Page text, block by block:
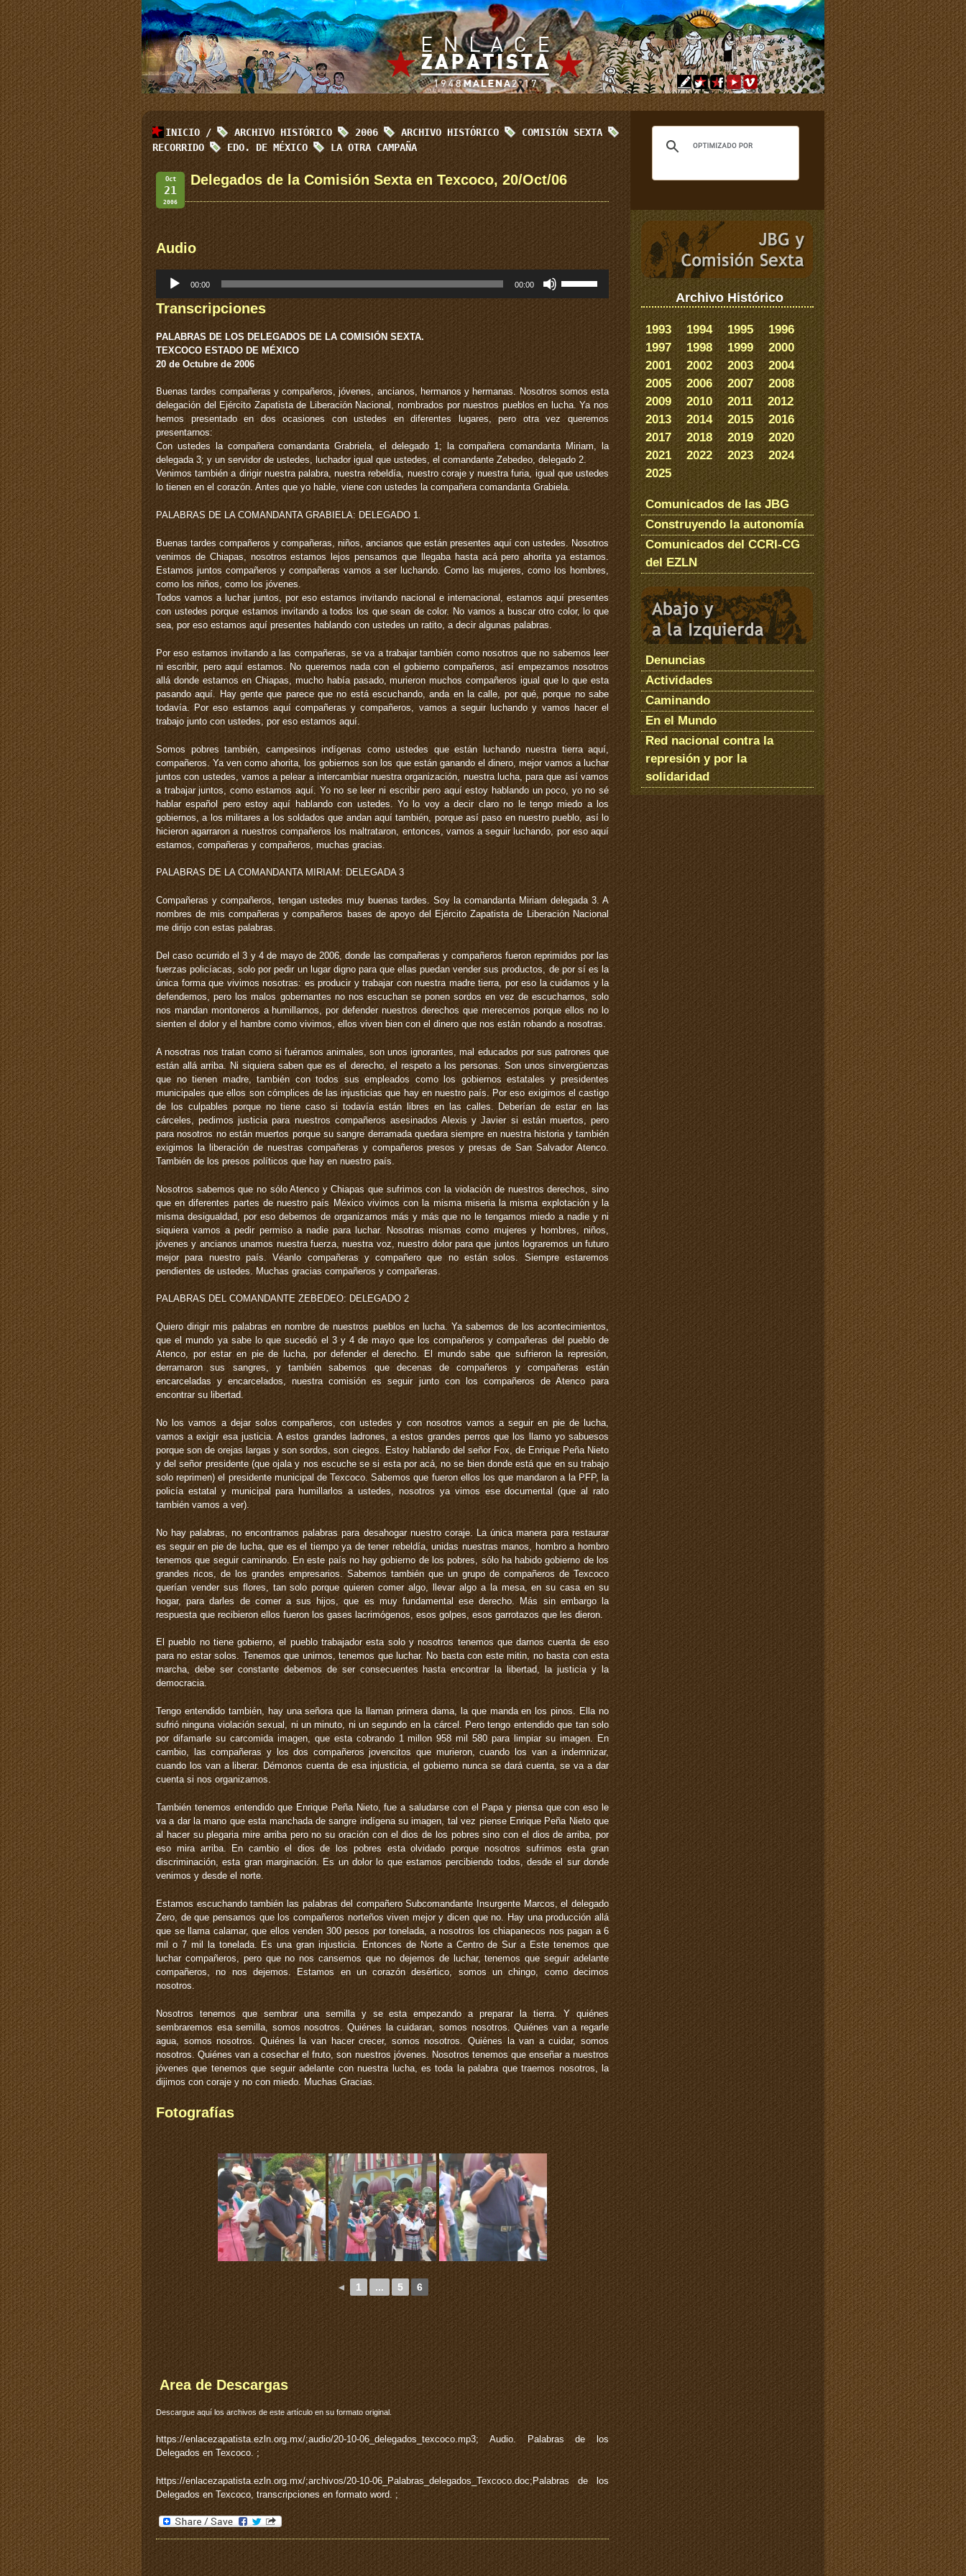
INICIO / ARCHIVO HISTÓRICO 2006 ARCHIVO HISTÓRICO
COMISIÓN SEXTA
RECORRIDO
EDO. DE MÉXICO LA OTRA CAMPAÑA
Oct
21
2006
Delegados de la Comisión Sexta en Texcoco, 20/Oct/06
Audio
Reproductor
audio
00:00 00:00
las
teclas
arriba/abajo
para
aumentar
disminuir
el
volumen.
Transcripciones
PALABRAS DE LOS DELEGADOS DE LA COMISIÓN SEXTA.
TEXCOCO ESTADO DE MÉXICO
20 de Octubre de 2006
Buenas tardes compañeras y compañeros, jóvenes, ancianos, hermanos y hermanas. Nosotros somos esta
delegación del Ejército Zapatista de Liberación Nacional, nombrados por nuestros pueblos en lucha. Ya nos
hemos presentado en dos ocasiones con ustedes en diferentes lugares, pero otra vez queremos
presentarnos:
Con ustedes la compañera comandanta Grabriela, el delegado 1; la compañera comandanta Miriam, la
delegada 3; y un servidor de ustedes, luchador igual que ustedes, el comandante Zebedeo, delegado 2.
Venimos también a dirigir nuestra palabra, nuestra rebeldía, nuestro coraje y nuestra furia, igual que ustedes
lo tienen en el corazón. Antes que yo hable, viene con ustedes la compañera comandanta Grabiela.
PALABRAS DE LA COMANDANTA GRABIELA: DELEGADO 1.
Buenas tardes compañeros y compañeras, niños, ancianos que están presentes aquí con ustedes. Nosotros
venimos de Chiapas, nosotros estamos lejos pensamos que llegaba hasta acá pero ahorita ya estamos.
Estamos juntos compañeros y compañeras vamos a ser luchando. Como las mujeres, como los hombres,
como los niños, como los jóvenes.
Todos vamos a luchar juntos, por eso estamos invitando nacional e internacional, estamos aquí presentes
con ustedes porque estamos invitando a todos los que sean de color. No vamos a buscar otro color, lo que
sea, por eso estamos aquí presentes hablando con ustedes un ratito, a decir algunas palabras.
Por eso estamos invitando a las compañeras, se va a trabajar también como nosotros que no sabemos leer
ni escribir, pero aquí estamos. No queremos nada con el gobierno compañeros, así empezamos nosotros
allá donde estamos en Chiapas, mucho había pasado, murieron muchos compañeros igual que lo que esta
pasando aquí. Hay gente que parece que no está escuchando, anda en la calle, por qué, porque no sabe
todavía. Por eso estamos aquí compañeras y compañeros, vamos a seguir luchando y vamos hacer el
trabajo junto con ustedes, por eso estamos aquí.
Somos pobres también, campesinos indígenas como ustedes que están luchando nuestra tierra aquí,
compañeros. Ya ven como ahorita, los gobiernos son los que están ganando el dinero, mejor vamos a luchar
juntos con ustedes, vamos a pelear a intercambiar nuestra organización, nuestra lucha, para que así vamos
a trabajar juntos, como estamos aquí. Yo no se leer ni escribir pero aquí estoy hablando un poco, yo no sé
hablar español pero estoy aquí hablando con ustedes. Yo lo voy a decir claro no le tengo miedo a los
gobiernos, a los militares a los soldados que andan aquí también, porque así paso en nuestro pueblo, así lo
hicieron agarraron a nuestros compañeros los maltrataron, entonces, vamos a seguir luchando, por eso aquí
estamos, compañeras y compañeros, muchas gracias.
PALABRAS DE LA COMANDANTA MIRIAM: DELEGADA 3
Compañeras y compañeros, tengan ustedes muy buenas tardes. Soy la comandanta Miriam delegada 3. A
nombres de mis compañeras y compañeros bases de apoyo del Ejército Zapatista de Liberación Nacional
me dirijo con estas palabras.
Del caso ocurrido el 3 y 4 de mayo de 2006, donde las compañeras y compañeros fueron reprimidos por las
fuerzas policíacas, solo por pedir un lugar digno para que ellas puedan vender sus productos, de por sí es la
única forma que vivimos nosotras: es producir y trabajar con nuestra madre tierra, por eso la cuidamos y la
defendemos, pero los malos gobernantes no nos escuchan se ponen sordos en vez de escucharnos, solo
nos mandan montoneros a humillarnos, por defender nuestros derechos que merecemos porque ellos no lo
sienten el dolor y el hambre como vivimos, ellos viven bien con el dinero que nos están robando a nosotras.
A nosotras nos tratan como si fuéramos animales, son unos ignorantes, mal educados por sus patrones que
están allá arriba. Ni siquiera saben que es el derecho, el respeto a los personas. Son unos sinvergüenzas
que no tienen madre, también con todos sus empleados como los gobiernos estatales y presidentes
municipales que ellos son cómplices de las injusticias que hay en nuestro país. Por eso exigimos el castigo
de los culpables porque no tiene caso si todavía están libres en las calles. Deberían de estar en las
cárceles, pedimos justicia para nuestros compañeros asesinados Alexis y Javier si están muertos, pero
para nosotros no están muertos porque su sangre derramada quedara siempre en nuestra historia y también
exigimos la liberación de nuestras compañeras y compañeros presos y presas de San Salvador Atenco.
También de los presos políticos que hay en nuestro país.
Nosotros sabemos que no sólo Atenco y Chiapas que sufrimos con la violación de nuestros derechos, sino
que en diferentes partes de nuestro país México vivimos con la misma miseria la misma explotación y la
misma desigualdad, por eso debemos de organizarnos más y más que no le tengamos miedo a nadie y ni
siquiera vamos a pedir permiso a nadie para luchar. Nosotras mismas como mujeres y hombres, niños,
jóvenes y ancianos unamos nuestra fuerza, nuestra voz, nuestro dolor para que juntos lograremos un futuro
mejor para nuestro país. Véanlo compañeras y compañero que no están solos. Siempre estaremos
pendientes de ustedes. Muchas gracias compañeros y compañeras.
PALABRAS DEL COMANDANTE ZEBEDEO: DELEGADO 2
Quiero dirigir mis palabras en nombre de nuestros pueblos en lucha. Ya sabemos de los acontecimientos,
que el mundo ya sabe lo que sucedió el 3 y 4 de mayo que los compañeros y compañeras del pueblo de
Atenco, por estar en pie de lucha, por defender el derecho. El mundo sabe que sufrieron la represión,
derramaron sus sangres, y también sabemos que decenas de compañeros y compañeras están
encarceladas y encarcelados, nuestra comisión es seguir junto con los compañeros de Atenco para
encontrar su libertad.
No los vamos a dejar solos compañeros, con ustedes y con nosotros vamos a seguir en pie de lucha,
vamos a exigir esa justicia. A estos grandes ladrones, a estos grandes perros que los llamo yo sabuesos
porque son de orejas largas y son sordos, son ciegos. Estoy hablando del señor Fox, de Enrique Peña Nieto
y del señor presidente (que ojala y nos escuche se si esta por acá, no se bien donde está que en su trabajo
solo reprimen) el presidente municipal de Texcoco. Sabemos que fueron ellos los que mandaron a la PFP, la
policía estatal y municipal para humillarlos a ustedes, nosotros ya vimos ese documental (que al rato
también vamos a ver).
No hay palabras, no encontramos palabras para desahogar nuestro coraje. La única manera para restaurar
es seguir en pie de lucha, que es el tiempo ya de tener rebeldía, unidas nuestras manos, hombro a hombro
tenemos que seguir caminando. En este país no hay gobierno de los pobres, sólo ha habido gobierno de los
grandes ricos, de los grandes empresarios. Sabemos también que un grupo de compañeros de Texcoco
querían vender sus flores, tan solo porque quieren comer algo, llevar algo a la mesa, en su casa en su
hogar, para darles de comer a sus hijos, que es muy fundamental ese derecho. Más sin embargo la
respuesta que recibieron ellos fueron los gases lacrimógenos, esos golpes, esos garrotazos que les dieron.
El pueblo no tiene gobierno, el pueblo trabajador esta solo y nosotros tenemos que darnos cuenta de eso
para no estar solos. Tenemos que unirnos, tenemos que luchar. No basta con este mitin, no basta con esta
marcha, debe ser constante debemos de ser consecuentes hasta encontrar la libertad, la justicia y la
democracia.
Tengo entendido también, hay una señora que la llaman primera dama, la que manda en los pinos. Ella no
sufrió ninguna violación sexual, ni un minuto, ni un segundo en la cárcel. Pero tengo entendido que tan solo
por difamarle su carcomida imagen, que esta cobrando 1 millon 958 mil 580 para limpiar su imagen. En
cambio, las compañeras y los dos compañeros jovencitos que murieron, cuando los van a indemnizar,
cuando los van a liberar. Démonos cuenta de esa injusticia, el gobierno nunca se dará cuenta, se va a dar
cuenta si nos organizamos.
También tenemos entendido que Enrique Peña Nieto, fue a saludarse con el Papa y piensa que con eso le
va a dar la mano que esta manchada de sangre indígena su imagen, tal vez piense Enrique Peña Nieto que
al hacer su plegaria mire arriba pero no su oración con el dios de los pobres sino con el dios de arriba, por
eso mira arriba. En cambio el dios de los pobres esta olvidado porque nosotros sufrimos esta gran
discriminación, esta gran marginación. Es un dolor lo que estamos percibiendo todos, desde el sur donde
venimos y desde el norte.
Estamos escuchando también las palabras del compañero Subcomandante Insurgente Marcos, el delegado
Zero, de que pensamos que los compañeros norteños viven mejor y dicen que no. Hay una producción allá
que se llama calamar, que ellos venden 300 pesos por tonelada, a nosotros los chiapanecos nos pagan a 6
mil o 7 mil la tonelada. Es una gran injusticia. Entonces de Norte a Centro de Sur a Este tenemos que
luchar compañeros, pero que no nos cansemos que no dejemos de luchar, tenemos que seguir adelante
compañeros, no nos dejemos. Estamos en un corazón desértico, somos un chingo, como decimos
nosotros.
Nosotros tenemos que sembrar una semilla y se esta empezando a preparar la tierra. Y quiénes
sembraremos esa semilla, somos nosotros. Quiénes la cuidaran, somos nosotros. Quiénes van a regarle
agua, somos nosotros. Quiénes la van hacer crecer, somos nosotros. Quiénes la van a cuidar, somos
nosotros. Quiénes van a cosechar el fruto, son nuestros jóvenes. Nosotros tenemos que enseñar a nuestros
jóvenes que tenemos que seguir adelante con nuestra lucha, es toda la palabra que traemos nosotros, la
dijimos con coraje y no con miedo. Muchas Gracias.
Fotografías
◄ 1 ... 5 6
Area de Descargas
Descargue aquí los archivos de este artículo en su formato original.
https://enlacezapatista.ezln.org.mx/;audio/20-10-06_delegados_texcoco.mp3; Audio. Palabras de los
Delegados en Texcoco. ;
https://enlacezapatista.ezln.org.mx/;archivos/20-10-06_Palabras_delegados_Texcoco.doc;Palabras de los
Delegados en Texcoco, transcripciones en formato word. ;
Archivo Histórico
1993 1994 1995
1996
1997
1998 1999
2000
2001
2002 2003
2004
2005
2006 2007
2008
2009
2010 2011
2012
2013
2014 2015
2016
2017
2018 2019
2020
2021
2022 2023
2024
2025
Comunicados de las JBG
Construyendo la autonomía
Comunicados del CCRI-CG
del EZLN
Denuncias
Actividades
Caminando
En el Mundo
Red nacional contra la
represión y por la
solidaridad